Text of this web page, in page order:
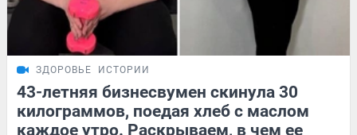
ЗДОРОВЬЕ ИСТОРИИ
43-летняя бизнесвумен скинула 30
килограммов, поедая хлеб с маслом
каждое утро. Раскрываем, в чем ее